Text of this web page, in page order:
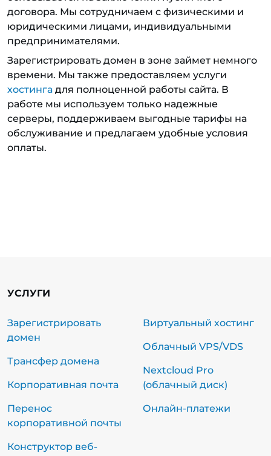
договора. Мы сотрудничаем с физическими и
юридическими лицами, индивидуальными
предпринимателями.
Зарегистрировать домен в зоне займет немного
времени. Мы также предоставляем услуги
хостинга для полноценной работы сайта. В
работе мы используем только надежные
серверы, поддерживаем выгодные тарифы на
обслуживание и предлагаем удобные условия
оплаты.
УСЛУГИ
Зарегистрировать
домен
Трансфер домена
Корпоративная почта
Перенос
корпоративной почты
Конструктор веб-
Виртуальный хостинг
Облачный VPS/VDS
Nextcloud Pro
(облачный диск)
Онлайн-платежи